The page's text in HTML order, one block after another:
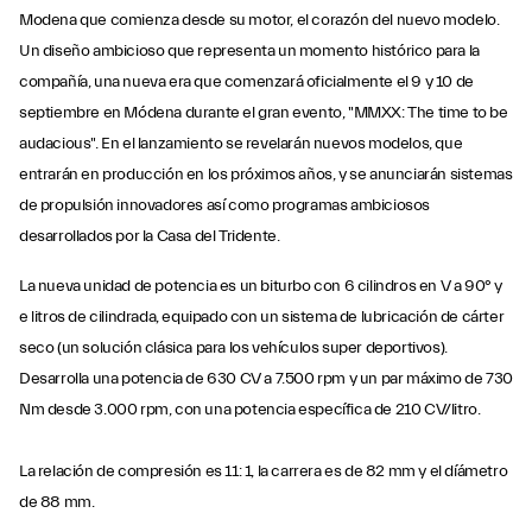
Modena que comienza desde su motor, el corazón del nuevo modelo.
Un diseño ambicioso que representa un momento histórico para la
compañía, una nueva era que comenzará oficialmente el 9 y 10 de
septiembre en Módena durante el gran evento, "MMXX: The time to be
audacious". En el lanzamiento se revelarán nuevos modelos, que
entrarán en producción en los próximos años, y se anunciarán sistemas
de propulsión innovadores así como programas ambiciosos
desarrollados por la Casa del Tridente.
La nueva unidad de potencia es un biturbo con 6 cilindros en V a 90° y
e litros de cilindrada, equipado con un sistema de lubricación de cárter
seco (un solución clásica para los vehículos super deportivos).
Desarrolla una potencia de 630 CV a 7.500 rpm y un par máximo de 730
Nm desde 3.000 rpm, con una potencia específica de 210 CV/litro.
La relación de compresión es 11: 1, la carrera es de 82 mm y el díámetro
de 88 mm.